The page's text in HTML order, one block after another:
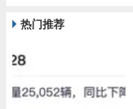
热门推荐